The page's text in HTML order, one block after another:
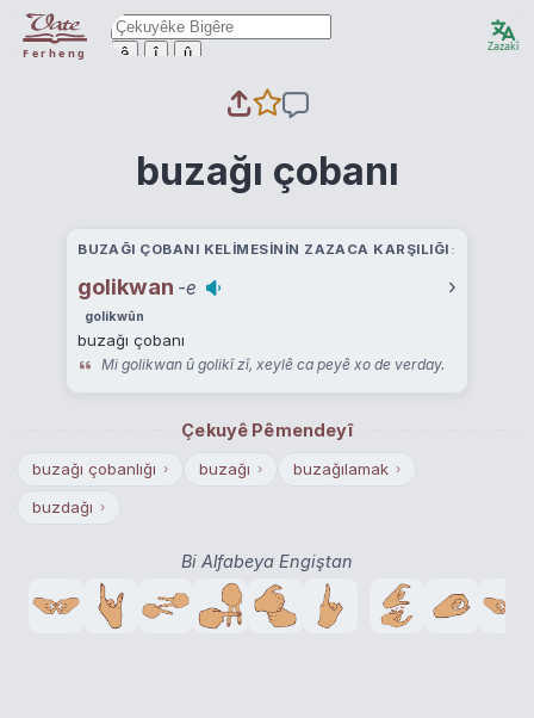
Ferheng ê î û Zazakî
buzağı çobanı
BUZAĞI ÇOBANI KELIMESININ ZAZACA KARŞILIĞI
golikwan -e ›
golikwûn
buzağı çobanı
Mi golikwan û golikî zî, xeylê ca peyê xo de verday.
Çekuyê Pêmendeyî
buzağı çobanlığı › buzağı › buzağılamak ›
buzdağı ›
Bi Alfabeya Engiştan